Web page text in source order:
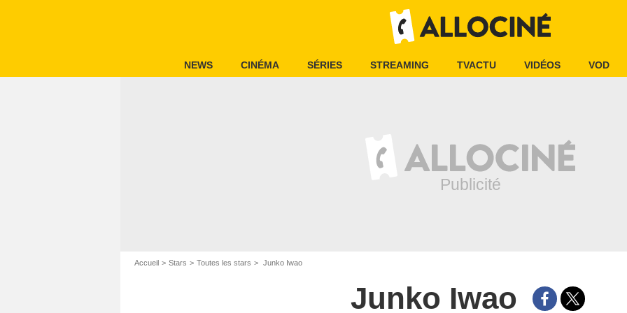
NEWS CINÉMA SÉRIES STREAMING TVACTU VIDÉOS VOD
Accueil Stars Toutes les stars Junko Iwao
Junko Iwao